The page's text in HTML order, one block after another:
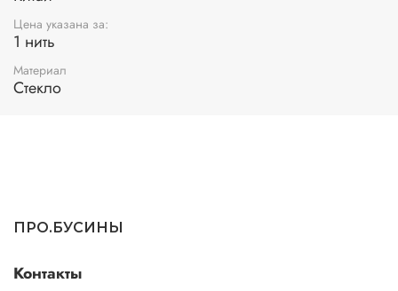
Цена указана за:
1 нить
Материал
Стекло
ПРО.БУСИНЫ
Контакты